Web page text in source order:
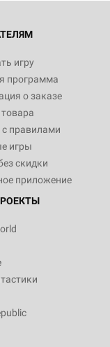
игру
программа
о заказе
правилами
игры
скидки
приложение